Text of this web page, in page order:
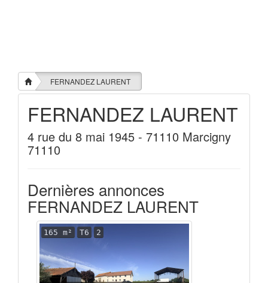
FERNANDEZ LAURENT
FERNANDEZ LAURENT
4 rue du 8 mai 1945 - 71110 Marcigny
71110
Dernières annonces
FERNANDEZ LAURENT
165 m² T6 2